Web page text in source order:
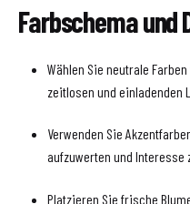
Farbschema und
Wählen Sie neutrale
zeitlosen und einladenden
Verwenden Sie
aufzuwerten und Interesse
Platzieren Sie frische